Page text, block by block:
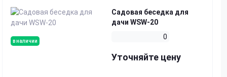
в наличии
Садовая беседка для
дачи WSW-20
0
Уточняйте цену